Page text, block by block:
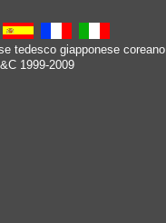
tedesco giapponese coreano
1999-2009